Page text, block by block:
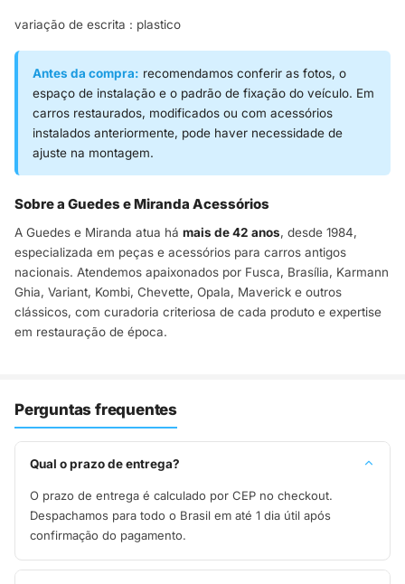
variação de escrita : plastico
Antes da compra: recomendamos conferir as fotos, o
espaço de instalação e o padrão de fixação do veículo. Em
carros restaurados, modificados ou com acessórios
instalados anteriormente, pode haver necessidade de
ajuste na montagem.
Sobre a Guedes e Miranda Acessórios
A Guedes e Miranda atua há mais de 42 anos, desde 1984,
especializada em peças e acessórios para carros antigos
nacionais. Atendemos apaixonados por Fusca, Brasília, Karmann
Ghia, Variant, Kombi, Chevette, Opala, Maverick e outros
clássicos, com curadoria criteriosa de cada produto e expertise
em restauração de época.
Perguntas frequentes
Qual o prazo de entrega?
O prazo de entrega é calculado por CEP no checkout.
Despachamos para todo o Brasil em até 1 dia útil após
confirmação do pagamento.